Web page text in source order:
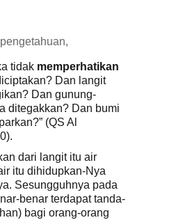
tidak memperhatikan
Dan langit
Dan gunung-
ditegakkan? Dan bumi
(QS Al
dari langit itu air
itu dihidupkan-Nya
Sesungguhnya pada
benar terdapat tanda-
bagi orang-orang